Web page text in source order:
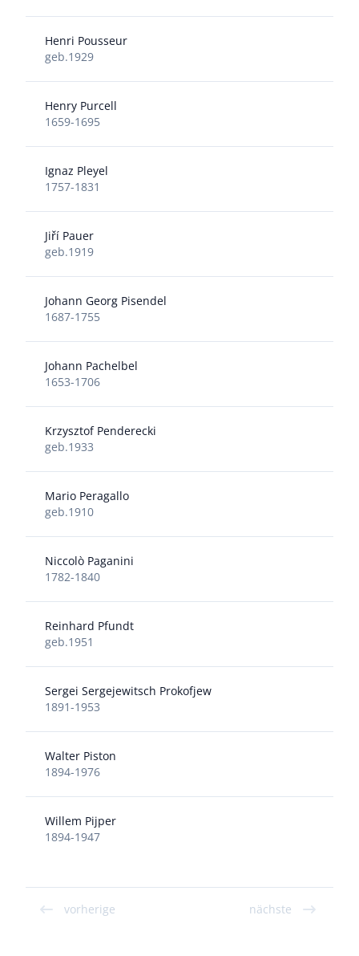
Henri Pousseur
geb.1929
Henry Purcell
1659-1695
Ignaz Pleyel
1757-1831
Jiří Pauer
geb.1919
Johann Georg Pisendel
1687-1755
Johann Pachelbel
1653-1706
Krzysztof Penderecki
geb.1933
Mario Peragallo
geb.1910
Niccolò Paganini
1782-1840
Reinhard Pfundt
geb.1951
Sergei Sergejewitsch Prokofjew
1891-1953
Walter Piston
1894-1976
Willem Pijper
1894-1947
vorherige nächste